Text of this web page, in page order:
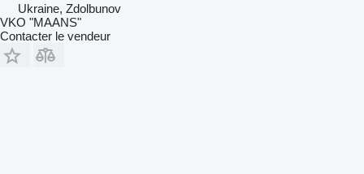
Ukraine, Zdolbunov
VKO "MAANS"
Contacter le vendeur